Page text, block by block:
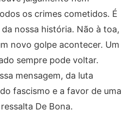
os crimes cometidos. É
nossa história. Não à toa,
novo golpe acontecer. Um
sempre pode voltar.
mensagem, da luta
fascismo e a favor de uma
De Bona.